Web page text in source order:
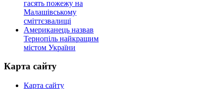
гасять пожежу на
Малашівському
сміттєзвалищі
Американець назвав
Тернопіль найкращим
містом України
Карта сайту
Карта сайту